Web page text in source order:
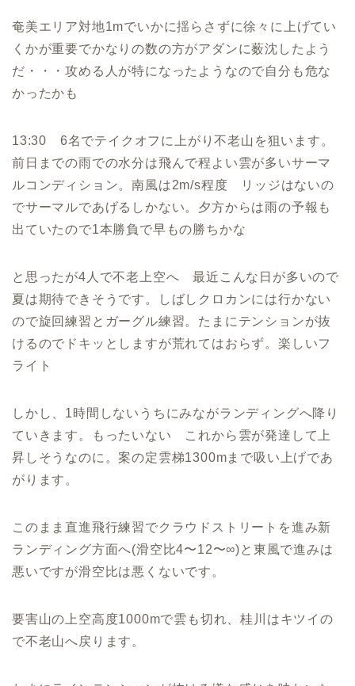
奄美エリア対地1mでいかに揺らさずに徐々に上げてい
くかが重要でかなりの数の方がアダンに薮沈したよう
だ・・・攻める人が特になったようなので自分も危な
かったかも
13:30 6名でテイクオフに上がり不老山を狙います。
前日までの雨での水分は飛んで程よい雲が多いサーマ
ルコンディション。南風は2m/s程度 リッジはないの
でサーマルであげるしかない。夕方からは雨の予報も
出ていたので1本勝負で早もの勝ちかな
と思ったが4人で不老上空へ 最近こんな日が多いので
夏は期待できそうです。しばしクロカンには行かない
ので旋回練習とガーグル練習。たまにテンションが抜
けるのでドキッとしますが荒れてはおらず。楽しいフ
ライト
しかし、1時間しないうちにみながランディングへ降り
ていきます。もったいない これから雲が発達して上
昇しそうなのに。案の定雲梯1300mまで吸い上げであ
がります。
このまま直進飛行練習でクラウドストリートを進み新
ランディング方面へ(滑空比4〜12〜∞)と東風で進みは
悪いですが滑空比は悪くないです。
要害山の上空高度1000mで雲も切れ、桂川はキツイの
で不老山へ戻ります。